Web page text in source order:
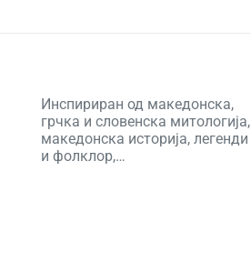
Инспириран од македонска,
грчка и словенска митологија,
македонска историја, легенди
и фолклор,…